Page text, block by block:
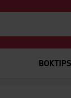
BOKTIPS